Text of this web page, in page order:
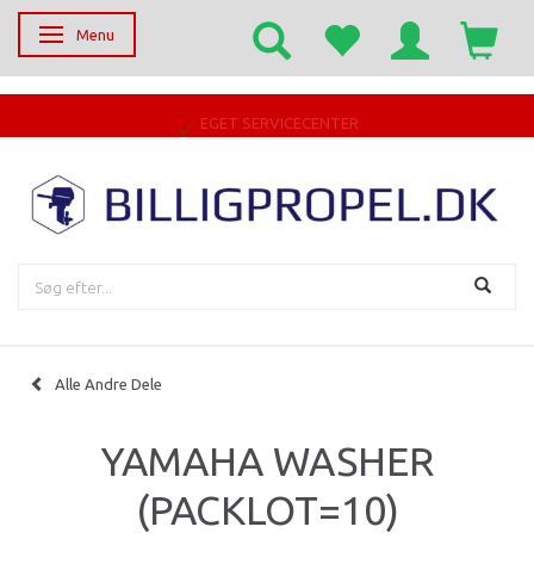
Skifte navigation
Menu
EGET SERVICECENTER
Alle Andre Dele
YAMAHA WASHER
(PACKLOT=10)